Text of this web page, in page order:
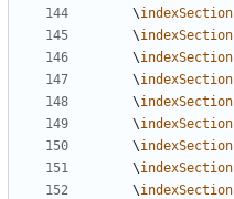
\indexSection
\indexSection
\indexSection
\indexSection
\indexSection
\indexSection
\indexSection
\indexSection
\indexSection